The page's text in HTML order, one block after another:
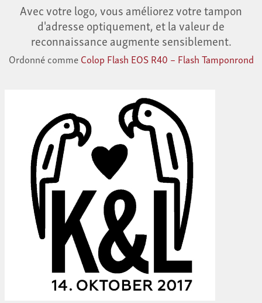
Avec votre logo, vous améliorez votre tampon
d'adresse optiquement, et la valeur de
reconnaissance augmente sensiblement.
Ordonné commeColop Flash EOS R40 – Flash Tamponrond